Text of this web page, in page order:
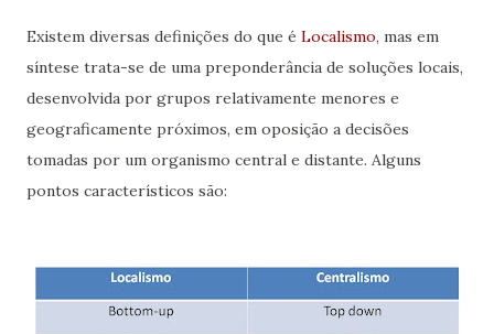
Existem diversas definições do que é Localismo, mas em
síntese trata-se de uma preponderância de soluções locais,
desenvolvida por grupos relativamente menores e
geograficamente próximos, em oposição a decisões
tomadas por um organismo central e distante. Alguns
pontos característicos são: